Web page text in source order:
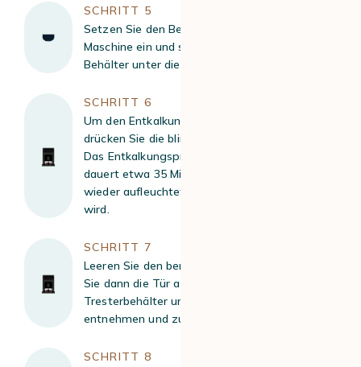
SCHRITT 5
Setzen Sie den Behälter wieder in die
Maschine ein und stellen Sie einen 1-Liter-
Behälter unter die Auslaufdüse.
SCHRITT 6
Um den Entkalkungsvorgang zu starten,
drücken Sie die blinkende Calc’n’Clean-Taste.
Das Entkalkungsprogramm wird gestartet und
dauert etwa 35 Minuten, bis das Pfeilsymbol
wieder aufleuchtet, wenn der Behälter geleert
wird.
SCHRITT 7
Leeren Sie den benutzten Behälter und öffnen
Sie dann die Tür an der Vorderseite, um den
Tresterbehälter und den Auffangbehälter zu
entnehmen und zu leeren.
SCHRITT 8